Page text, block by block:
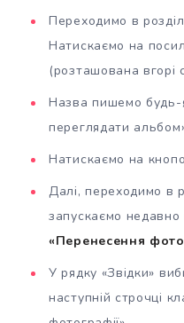
Переходимо в
Натискаємо на
(розташована вгорі
Назва пишемо будь-
переглядати
Натискаємо на
Далі, переходимо в
запускаємо
«Перенесення
У рядку «Звідки»
наступній строчці